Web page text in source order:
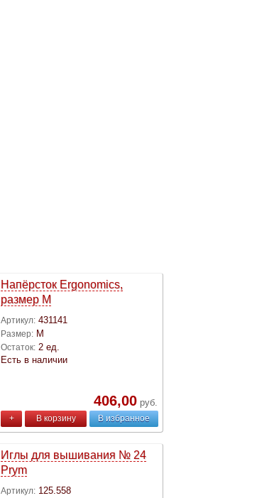
Напёрсток Ergonomics,
размер M
Артикул: 431141
Размер: M
Остаток: 2 ед.
Есть в наличии
406,00 руб.
+ В корзину В избранное
Иглы для вышивания № 24
Prym
Артикул: 125.558